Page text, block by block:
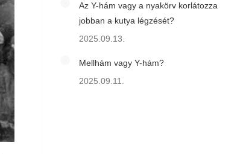
Az Y-hám vagy a nyakörv korlátozza
jobban a kutya légzését?
2025.09.13.
Mellhám vagy Y-hám?
2025.09.11.